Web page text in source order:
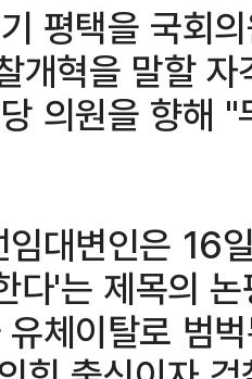
평택을 국회
개혁을 말할
의원을 향해
대변인은 16
다'는 제목의
체이탈로 범